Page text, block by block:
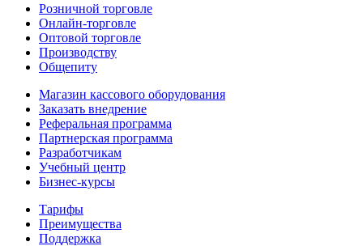
Розничной торговле
Онлайн-торговле
Оптовой торговле
Производству
Общепиту
Магазин кассового оборудования
Заказать внедрение
Реферальная программа
Партнерская программа
Разработчикам
Учебный центр
Бизнес‑курсы
Тарифы
Преимущества
Поддержка